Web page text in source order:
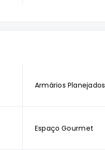
Armários Planejados
Espaço Gourmet